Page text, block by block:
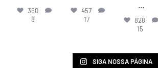
360
8
457
17
828
15
SIGA NOSSA PÁGINA